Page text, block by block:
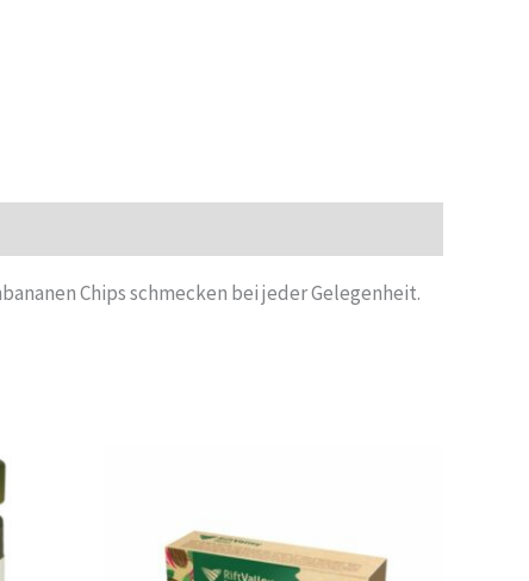
Chips schmecken bei jeder Gelegenheit.